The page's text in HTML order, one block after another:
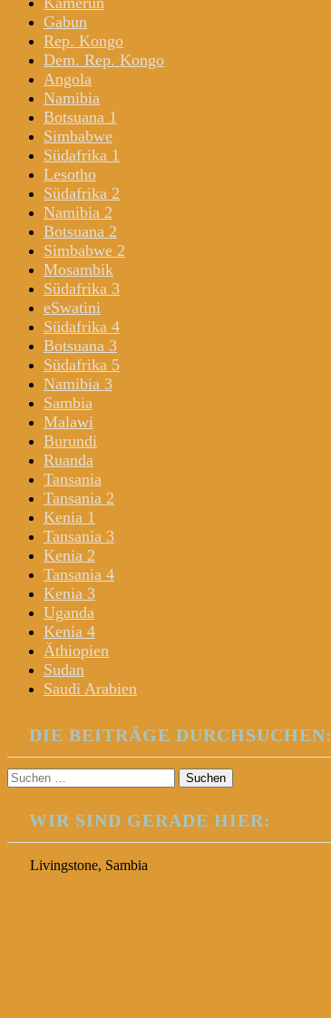
Gabun
Rep. Kongo
Dem. Rep. Kongo
Angola
Namibia
Botsuana 1
Simbabwe
Südafrika 1
Lesotho
Südafrika 2
Namibia 2
Botsuana 2
Simbabwe 2
Mosambik
Südafrika 3
eSwatini
Südafrika 4
Botsuana 3
Südafrika 5
Namibia 3
Sambia
Malawi
Burundi
Ruanda
Tansania
Tansania 2
Kenia 1
Tansania 3
Kenia 2
Tansania 4
Kenia 3
Uganda
Kenia 4
Äthiopien
Sudan
Saudi Arabien
DIE BEITRÄGE DURCHSUCHEN:
Suchen
nach:
WIR SIND GERADE HIER:
Livingstone, Sambia